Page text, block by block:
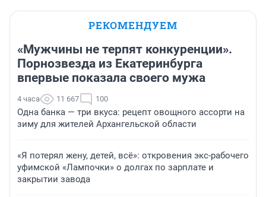
РЕКОМЕНДУЕМ
«Мужчины не терпят конкуренции».
Порнозвезда из Екатеринбурга
впервые показала своего мужа
4 часа 11 667 100
Одна банка — три вкуса: рецепт овощного ассорти на
зиму для жителей Архангельской области
«Я потерял жену, детей, всё»: откровения экс-рабочего
уфимской «Лампочки» о долгах по зарплате и
закрытии завода